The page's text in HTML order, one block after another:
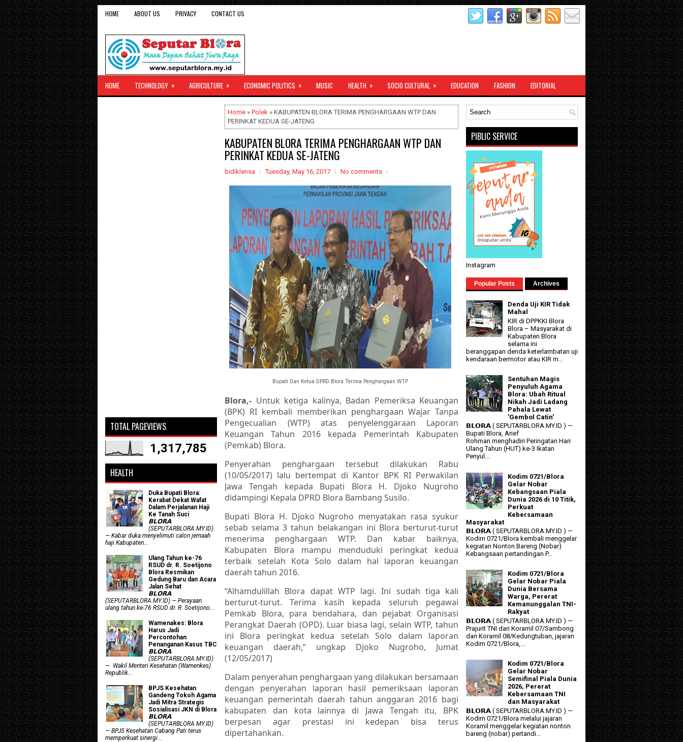
HOME ABOUT US PRIVACY CONTACT US
HOME TECHNOLOGY » AGRICULTURE » ECONOMIC POLITICS » MUSIC HEALTH » SOCIO CULTURAL » EDUCATION FASHION EDITORIAL
Home » Polek » KABUPATEN BLORA TERIMA PENGHARGAAN WTP DAN
PERINKAT KEDUA SE-JATENG
KABUPATEN BLORA TERIMA PENGHARGAAN WTP DAN
PERINKAT KEDUA SE-JATENG
bidiklensa Tuesday, May 16, 2017 No comments
Bupati Dan Ketua DPRD Blora Terima Penghargaan WTP
Blora,- Untuk ketiga kalinya, Badan Pemeriksa Keuangan
(BPK) RI kembali memberikan penghargaan Wajar Tanpa
Pengecualian (WTP) atas penyelenggaraan Laporan
Keuangan Tahun 2016 kepada Pemerintah Kabupaten
(Pemkab) Blora.
Penyerahan penghargaan tersebut dilakukan Rabu
(10/05/2017) lalu bertempat di Kantor BPK RI Perwakilan
Jawa Tengah kepada Bupati Blora H. Djoko Nugroho
didampingi Kepala DPRD Blora Bambang Susilo.
Bupati Blora H. Djoko Nugroho menyatakan rasa syukur
sebab selama 3 tahun belakangan ini Blora berturut-turut
menerima penghargaan WTP. Dan kabar baiknya,
Kabupaten Blora mampu menduduki peringkat kedua
terbaik setelah Kota Solo dalam hal laporan keuangan
daerah tahun 2016.
“Alhamdulillah Blora dapat WTP lagi. Ini sudah tiga kali
berturut-turut. Terima kasih kepada seluruh pegawai
Pemkab Blora, para bendahara, dan pejabat Organisasi
Perangkat Daerah (OPD). Luar biasa lagi, selain WTP, tahun
ini Blora peringkat kedua setelah Solo dalam laporan
keuangan daerah,’’ ungkap Djoko Nugroho, Jumat
(12/05/2017)
Dalam penyerahan penghargaan yang dilakukan bersamaan
dengan penyerahan laporan hasil pemeriksaan laporan
keuangan pemerintah daerah tahun anggaran 2016 bagi
kabupaten dan kota lainnya di Jawa Tengah itu, BPK
berpesan agar prestasi ini kedepan bisa terus
dipertahankan.
TOTAL PAGEVIEWS
1,317,785
HEALTH
Duka Bupati Blora:
Kerabat Dekat Wafat
Dalam Perjalanan Haji
Ke Tanah Suci
𝗕𝗟𝗢𝗥𝗔
(SEPUTARBLORA.MY.ID)
— Kabar duka menyelimuti calon jemaah
haji Kabupaten...
Ulang Tahun ke-76
RSUD dr. R. Soetijono
Blora Resmikan
Gedung Baru dan Acara
Jalan Sehat
𝗕𝗟𝗢𝗥𝗔
(SEPUTARBLORA.MY.ID) — Perayaan
ulang tahun ke-76 RSUD dr. R. Soetijono...
Wamenakes: Blora
Harus Jadi
Percontohan
Penanganan Kasus TBC
𝗕𝗟𝗢𝗥𝗔
(SEPUTARBLORA.MY.ID)
— Wakil Menteri Kesehatan (Wamenkes)
Republik...
BPJS Kesehatan
Gandeng Tokoh Agama
Jadi Mitra Strategis
Sosialisasi JKN di Blora
𝗕𝗟𝗢𝗥𝗔
(SEPUTARBLORA.MY.ID)
— BPJS Kesehatan Cabang Pati terus
memperkuat sinergi...
PIBLIC SERVICE
Instagram
Popular Posts Archives
Denda Uji KIR Tidak
Mahal
KIR di DPPKKI Blora
Blora – Masyarakat di
Kabupaten Blora
selama ini
beranggapan denda keterlambatan uji
kendaraan bermotor atau KIR m...
Sentuhan Magis
Penyuluh Agama
Blora: Ubah Ritual
Nikah Jadi Ladang
Pahala Lewat
'Gembol Catin'
𝗕𝗟𝗢𝗥𝗔 ( SEPUTARBLORA.MY.ID ) —
Bupati Blora, Arief
Rohman menghadiri Peringatan Hari
Ulang Tahun (HUT) ke-3 Ikatan
Penyul...
Kodim 0721/Blora
Gelar Nobar
Kebangsaan Piala
Dunia 2026 di 10 Titik,
Perkuat
Kebersamaan
Masyarakat
𝗕𝗟𝗢𝗥𝗔 ( SEPUTARBLORA.MY.ID ) —
Kodim 0721/Blora kembali menggelar
kegiatan Nonton Bareng (Nobar)
Kebangsaan pertandingan P...
Kodim 0721/Blora
Gelar Nobar Piala
Dunia Bersama
Warga, Pererat
Kemanunggalan TNI-
Rakyat
𝗕𝗟𝗢𝗥𝗔 ( SEPUTARBLORA.MY.ID ) —
Prajurit TNI dari Koramil 07/Sambong
dan Koramil 08/Kedungtuban, jajaran
Kodim 0721/Blora,...
Kodim 0721/Blora
Gelar Nobar
Semifinal Piala Dunia
2026, Pererat
Kebersamaan TNI
dan Masyarakat
𝗕𝗟𝗢𝗥𝗔 ( SEPUTARBLORA.MY.ID ) —
Kodim 0721/Blora melalui jajaran
Koramil menggelar kegiatan nonton
bareng (nobar) pertandi...